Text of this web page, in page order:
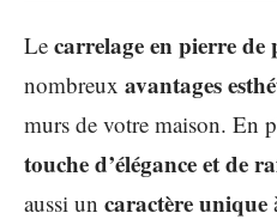
Le carrelage en pierre de
nombreux avantages
murs de votre maison. En
touche d’élégance et de
aussi un caractère unique